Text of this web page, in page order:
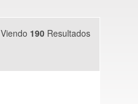
Viendo 190 Resultados